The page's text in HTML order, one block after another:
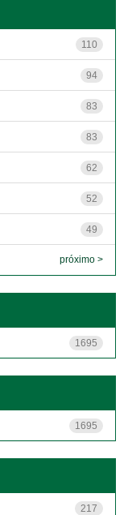
110
94
83
83
62
52
49
próximo >
1695
1695
217